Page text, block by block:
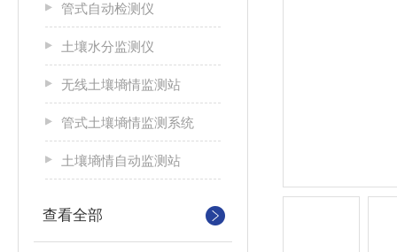
管式自动检测仪
土壤水分监测仪
无线土壤墒情监测站
管式土壤墒情监测系统
土壤墒情自动监测站
查看全部